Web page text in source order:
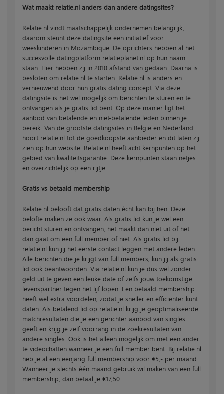
Wat maakt relatie.nl anders dan andere datingsites?
Relatie.nl vindt maatschappelijk ondernemen belangrijk,
daarom steunt deze datingsite een initiatief voor
weeskinderen in Mozambique. De oprichters hebben al het
succesvolle datingplatform relatieplanet.nl op hun naam
staan. Hier hebben zij in 2010 afstand van gedaan. Daarna is
besloten om relatie.nl te starten. Relatie.nl is anders en
vernieuwend door hun gratis dating concept. Via deze
datingsite is het wel mogelijk om berichten te sturen en te
ontvangen als je gratis lid bent. Op deze manier ligt het
aanbod van betalende en niet-betalende leden binnen je
bereik. Van de grootste datingsites in België en Nederland
hoort relatie.nl tot de goedkoopste aanbieder en dit laten zij
zien op hun website. Relatie.nl heeft acht kernpunten op het
gebied van kwaliteitsgarantie. Deze kernpunten staan netjes
en overzichtelijk op een rijtje.
Gratis vs betaald membership
Relatie.nl belooft dat gratis daten écht kan bij hen. Deze
belofte maken ze ook waar. Als gratis lid kun je wel een
bericht sturen en ontvangen, het maakt dan niet uit of het
dan gaat om een full member of niet. Als gratis lid bij
relatie.nl kun jij het eerste contact leggen met andere leden.
Alle berichten die je krijgt van full members, kun jij als gratis
lid ook beantwoorden. Via relatie.nl kun je dus wel zonder
geld uit te geven een leuke date of zelfs jouw toekomstige
levenspartner tegen het lijf lopen. Een betaald membership
heeft wel extra voordelen, zodat je sneller en efficiënter kunt
daten. Als betalend lid op relatie.nl krijg je geoptimaliseerde
matchresultaten die je een gerichter aanbod van singles
geeft en krijg je zelf voorrang in de zoekresultaten van
andere singles. Ook is het alleen mogelijk om met een ander
te videochatten wanneer je een full member bent. Bij relatie.nl
heb je al een eenjarig full membership voor €5,- per maand.
Wanneer je slechts één maand gebruik wil maken van een full
membership, dan betaal je €17,50.